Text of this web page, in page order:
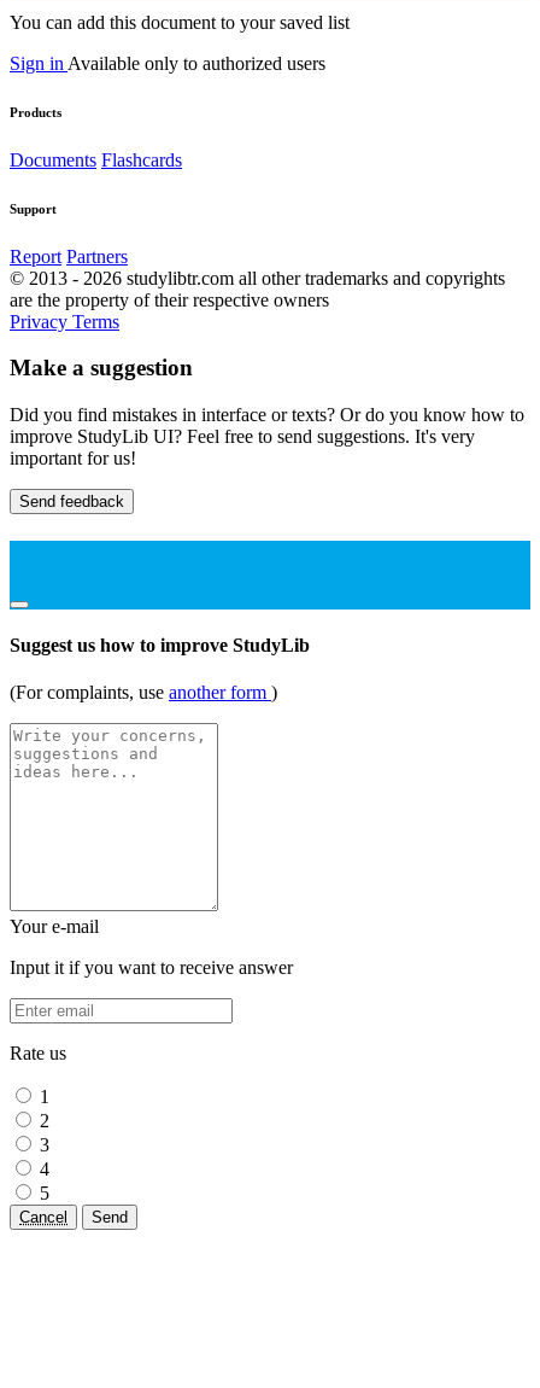
You can add this document to your saved list
Sign in Available only to authorized users
Products
Documents Flashcards
Support
Report Partners
© 2013 - 2026 studylibtr.com all other trademarks and copyrights
are the property of their respective owners
Privacy Terms
Make a suggestion
Did you find mistakes in interface or texts? Or do you know how to
improve StudyLib UI? Feel free to send suggestions. It's very
important for us!
Send feedback
Suggest us how to improve StudyLib
(For complaints, use another form )
Your e-mail
Input it if you want to receive answer
Rate us
1
2
3
4
5
Cancel Send